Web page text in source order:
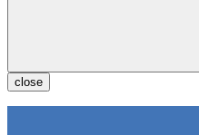
close